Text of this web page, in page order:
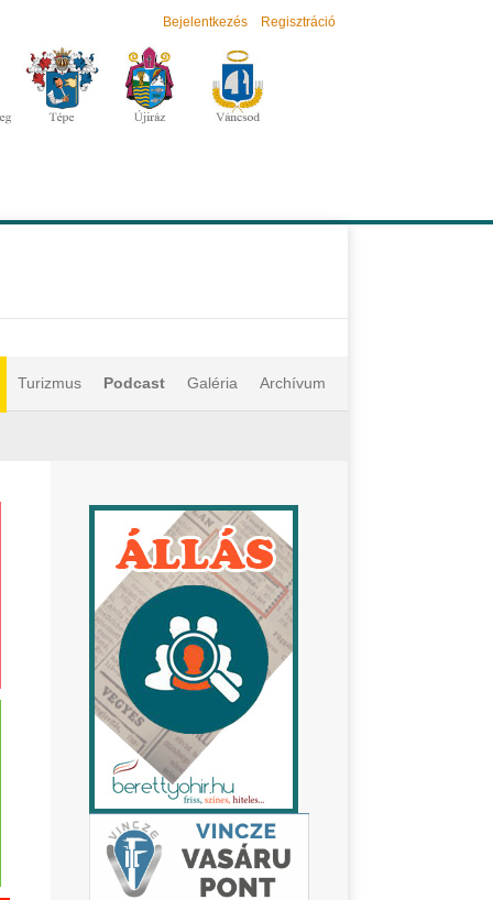
Bejelentkezés Regisztráció
Turizmus Podcast Galéria Archívum